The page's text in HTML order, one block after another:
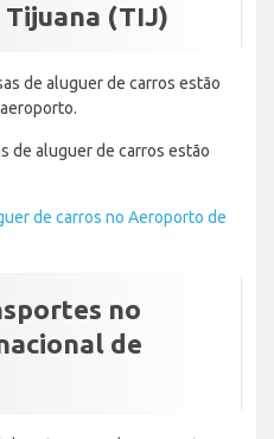
(TIJ)
de aluguer de carros estão
de aluguer de carros estão
de carros no Aeroporto de
no
de